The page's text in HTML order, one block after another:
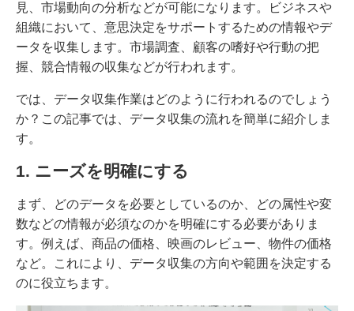
見、市場動向の分析などが可能になります。ビジネスや
組織において、意思決定をサポートするための情報やデ
ータを収集します。市場調査、顧客の嗜好や行動の把
握、競合情報の収集などが行われます。
では、データ収集作業はどのように行われるのでしょう
か？この記事では、データ収集の流れを簡単に紹介しま
す。
1. ニーズを明確にする
まず、どのデータを必要としているのか、どの属性や変
数などの情報が必須なのかを明確にする必要がありま
す。例えば、商品の価格、映画のレビュー、物件の価格
など。これにより、データ収集の方向や範囲を決定する
のに役立ちます。